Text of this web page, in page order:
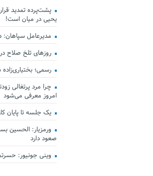
پشت‌پرده تمدید
یحیی در میان است!
مدیرعامل
روزهای تلخ صلاح
رسمی؛
چرا مرد پرتغالی
امروز معرفی می‌شود
یک جلسه تا پایان
ورمزیار: الحسین
صعود دارد
وینی جونیور: